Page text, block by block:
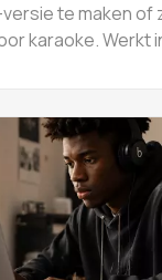
te maken of
karaoke. Werkt